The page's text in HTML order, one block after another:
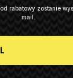
rabatowy zostanie
mail.